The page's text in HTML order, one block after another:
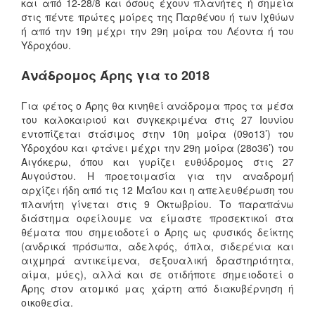
στις πέντε πρώτες μοίρες της Παρθένου ή των Ιχθύων
ή από την 19η μέχρι την 29η μοίρα του Λέοντα ή του
Υδροχόου.
Ανάδρομος Άρης για το 2018
Για φέτος ο Άρης θα κινηθεί ανάδρομα προς τα μέσα
του καλοκαιριού και συγκεκριμένα στις 27 Ιουνίου
εντοπίζεται στάσιμος στην 10η μοίρα (09ο13’) του
Υδροχόου και φτάνει μέχρι την 29η μοίρα (28ο36’) του
Αιγόκερω, όπου και γυρίζει ευθύδρομος στις 27
Αυγούστου. Η προετοιμασία για την αναδρομή
αρχίζει ήδη από τις 12 Μαΐου και η απελευθέρωση του
πλανήτη γίνεται στις 9 Οκτωβρίου. Το παραπάνω
διάστημα οφείλουμε να είμαστε προσεκτικοί στα
θέματα που σημειοδοτεί ο Άρης ως φυσικός δείκτης
(ανδρικά πρόσωπα, αδελφός, όπλα, σιδερένια και
αιχμηρά αντικείμενα, σεξουαλική δραστηριότητα,
αίμα, μύες), αλλά και σε οτιδήποτε σημειοδοτεί ο
Άρης στον ατομικό μας χάρτη από διακυβέρνηση ή
οικοθεσία.